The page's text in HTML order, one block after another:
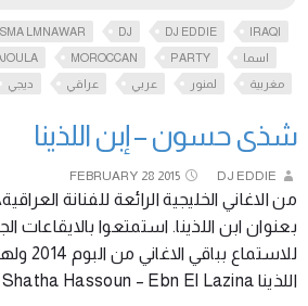
LMNAWAR DJ DJ EDDIE
IRAQI
MOROCCAN PARTY
اسما
ديجي عراقي عربي لمنور مغربية
شذى حسون – إبن اللذينا
FEBRUARY 28 2015 DJ EDDIE
من الاغاني الخليجية الرائعة للفنانة
بعنوان ابن اللذينا. استمتعوا بالايقاعات
اللذينا Shatha Hassoun – Ebn El Lazina